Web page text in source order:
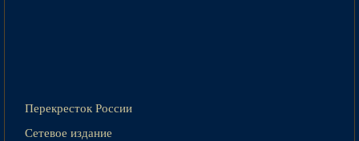
Перекресток России
Сетевое издание